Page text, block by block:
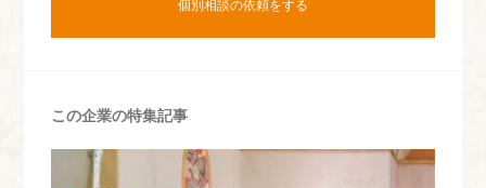
個別相談の依頼をする
この企業の特集記事